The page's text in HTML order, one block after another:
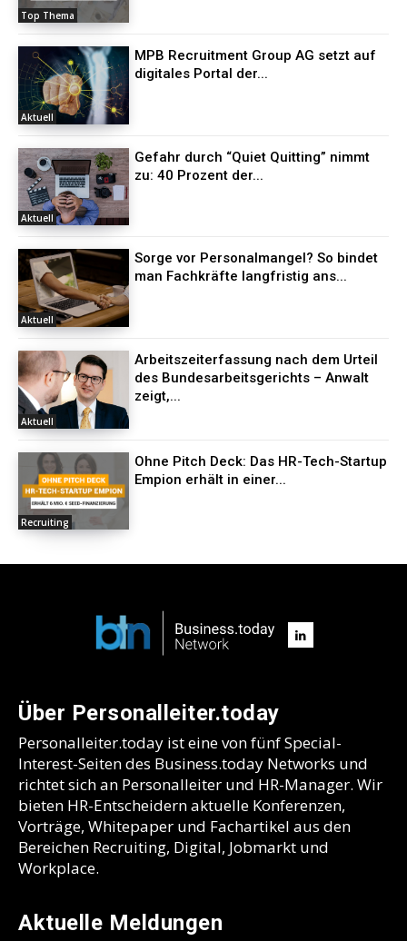
Top Thema
Aktuell
MPB Recruitment Group AG setzt auf
digitales Portal der...
Aktuell
Gefahr durch “Quiet Quitting” nimmt
zu: 40 Prozent der...
Aktuell
Sorge vor Personalmangel? So bindet
man Fachkräfte langfristig ans...
Aktuell
Arbeitszeiterfassung nach dem Urteil
des Bundesarbeitsgerichts – Anwalt
zeigt,...
Recruiting
Ohne Pitch Deck: Das HR-Tech-Startup
Empion erhält in einer...
Über Personalleiter.today
Personalleiter.today ist eine von fünf Special-
Interest-Seiten des Business.today Networks und
richtet sich an Personalleiter und HR-Manager. Wir
bieten HR-Entscheidern aktuelle Konferenzen,
Vorträge, Whitepaper und Fachartikel aus den
Bereichen Recruiting, Digital, Jobmarkt und
Workplace.
Aktuelle Meldungen